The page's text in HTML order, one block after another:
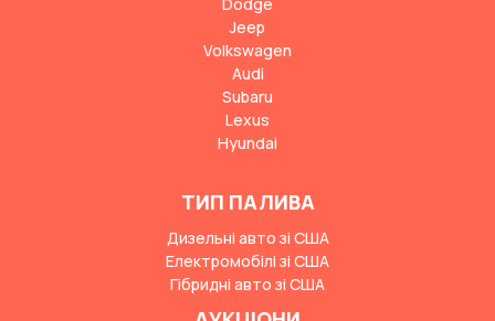
Jeep
Volkswagen
Audi
Subaru
Lexus
Hyundai
ТИП ПАЛИВА
Дизельні авто зі США
Електромобілі зі США
Гібридні авто зі США